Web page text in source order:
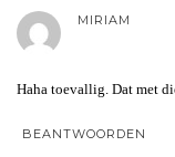
MIRIAM
Haha toevallig. Dat met
BEANTWOORDEN